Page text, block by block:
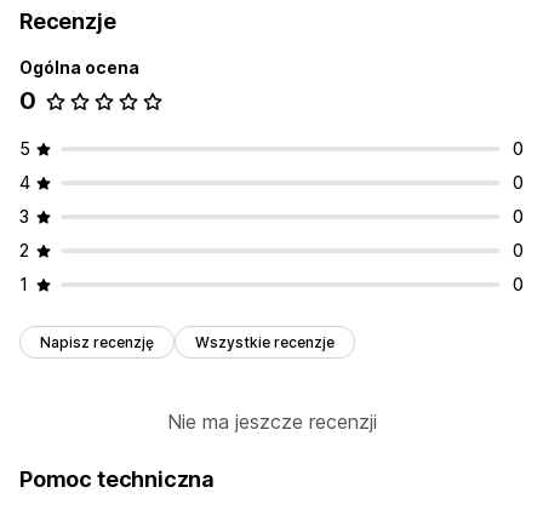
Recenzje
Ogólna ocena
0
5
0
4
0
3
0
2
0
1
0
Napisz recenzję Wszystkie recenzje
Nie ma jeszcze recenzji
Pomoc techniczna